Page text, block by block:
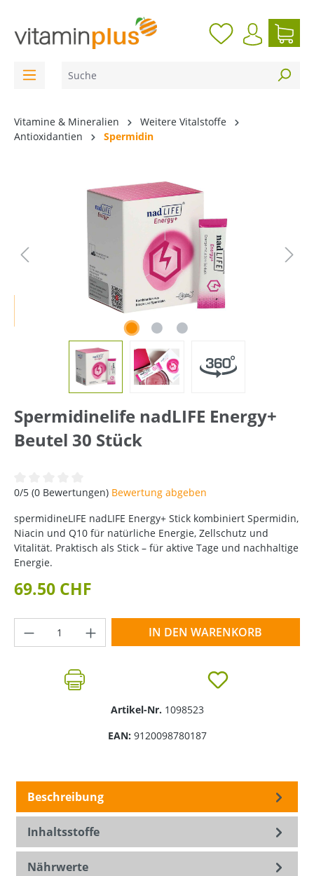
Vitamine & Mineralien
Weitere Vitalstoffe
Antioxidantien
Spermidin
Spermidinelife nadLIFE Energy+
Beutel 30 Stück
Durchschnittliche Bewertung von 0 von 5 Sternen
0/5 (0 Bewertungen) Bewertung abgeben
spermidineLIFE nadLIFE Energy+ Stick kombiniert Spermidin,
Niacin und Q10 für natürliche Energie, Zellschutz und
Vitalität. Praktisch als Stick – für aktive Tage und nachhaltige
Energie.
69.50 CHF
Produkt Anzahl: Gib den gewünschten
IN DEN WARENKORB
Artikel-Nr. 1098523
EAN: 9120098780187
Beschreibung
Inhaltsstoffe
Nährwerte